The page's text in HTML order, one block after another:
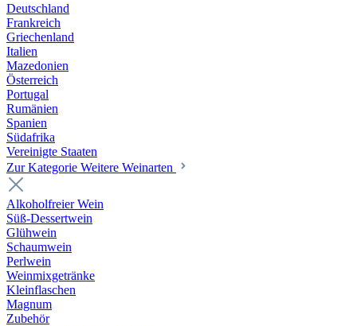
Deutschland
Frankreich
Griechenland
Italien
Mazedonien
Österreich
Portugal
Rumänien
Spanien
Südafrika
Vereinigte Staaten
Zur Kategorie Weitere Weinarten
Alkoholfreier Wein
Süß-Dessertwein
Glühwein
Schaumwein
Perlwein
Weinmixgetränke
Kleinflaschen
Magnum
Zubehör